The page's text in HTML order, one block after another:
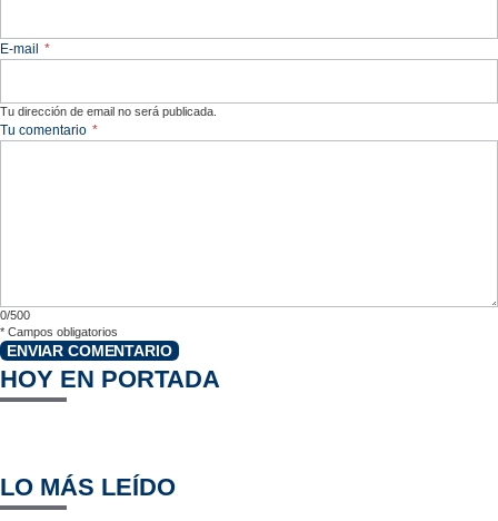
E-mail *
Tu dirección de email no será publicada.
Tu comentario *
0/500
* Campos obligatorios
ENVIAR COMENTARIO
HOY EN PORTADA
LO MÁS LEÍDO